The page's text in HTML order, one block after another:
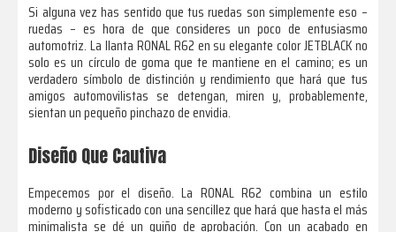
Si alguna vez has sentido que tus ruedas son simplemente eso –
ruedas – es hora de que consideres un poco de entusiasmo
automotriz. La llanta RONAL R62 en su elegante color JETBLACK no
solo es un círculo de goma que te mantiene en el camino; es un
verdadero símbolo de distinción y rendimiento que hará que tus
amigos automovilistas se detengan, miren y, probablemente,
sientan un pequeño pinchazo de envidia.
Diseño Que Cautiva
Empecemos por el diseño. La RONAL R62 combina un estilo
moderno y sofisticado con una sencillez que hará que hasta el más
minimalista se dé un guiño de aprobación. Con un acabado en